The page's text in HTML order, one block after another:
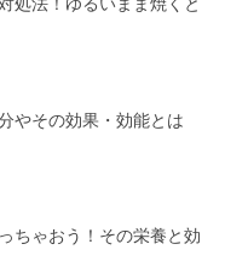
処法！ゆるいまま焼くと
やその効果・効能とは
ちゃおう！その栄養と効